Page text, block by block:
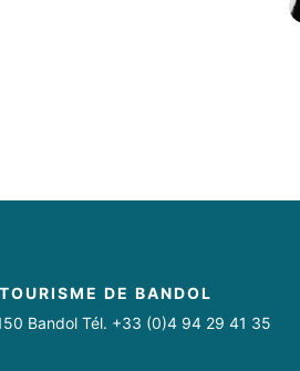
DE BANDOL
Bandol Tél. +33 (0)4 94 29 41 35